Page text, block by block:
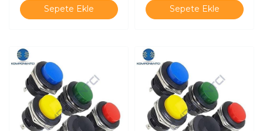
Sepete Ekle Sepete Ekle